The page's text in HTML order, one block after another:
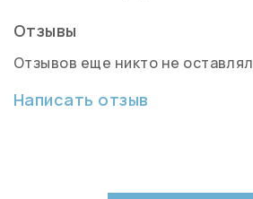
Отзывы
Отзывов еще никто не оставлял
Написать отзыв